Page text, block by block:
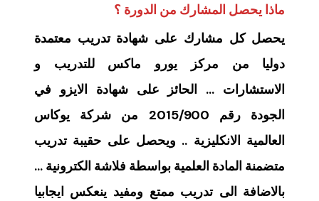
ماذا يحصل المشارك من الدورة ؟
يحصل كل مشارك على شهادة تدريب معتمدة
دوليا من مركز يورو ماكس للتدريب و
الاستشارات … الحائز على شهادة الايزو في
الجودة رقم 2015/900 من شركة يوكاس
العالمية الانكليزية .. ويحصل على حقيبة تدريب
متضمنة المادة العلمية بواسطة فلاشة الكترونية …
بالاضافة الى تدريب ممتع ومفيد ينعكس ايجابيا